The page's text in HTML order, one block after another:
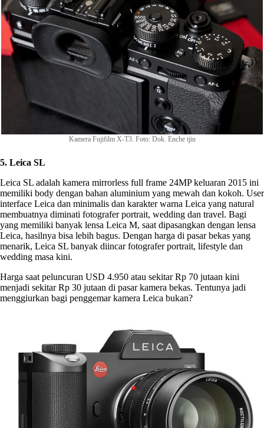
Kamera Fujifilm X-T3. Foto: Dok. Enche tjin
5. Leica SL
Leica SL adalah kamera mirrorless full frame 24MP keluaran 2015 ini
memiliki body dengan bahan aluminium yang mewah dan kokoh. User
interface Leica dan minimalis dan karakter warna Leica yang natural
membuatnya diminati fotografer portrait, wedding dan travel. Bagi
yang memiliki banyak lensa Leica M, saat dipasangkan dengan lensa
Leica, hasilnya bisa lebih bagus. Dengan harga di pasar bekas yang
menarik, Leica SL banyak diincar fotografer portrait, lifestyle dan
wedding masa kini.
Harga saat peluncuran USD 4.950 atau sekitar Rp 70 jutaan kini
menjadi sekitar Rp 30 jutaan di pasar kamera bekas. Tentunya jadi
menggiurkan bagi penggemar kamera Leica bukan?